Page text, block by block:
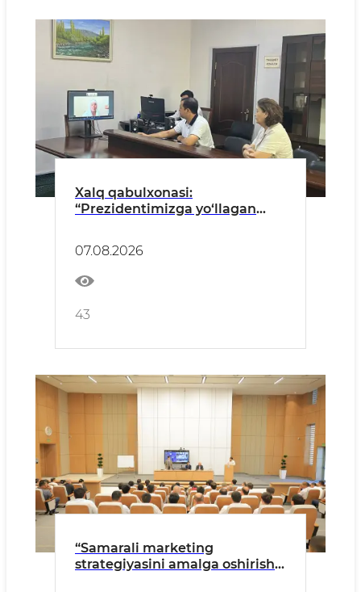
Xalq qabulxonasi:
“Prezidentimizga yo‘llagan
07.08.2026
43
“Samarali marketing
strategiyasini amalga oshirish: